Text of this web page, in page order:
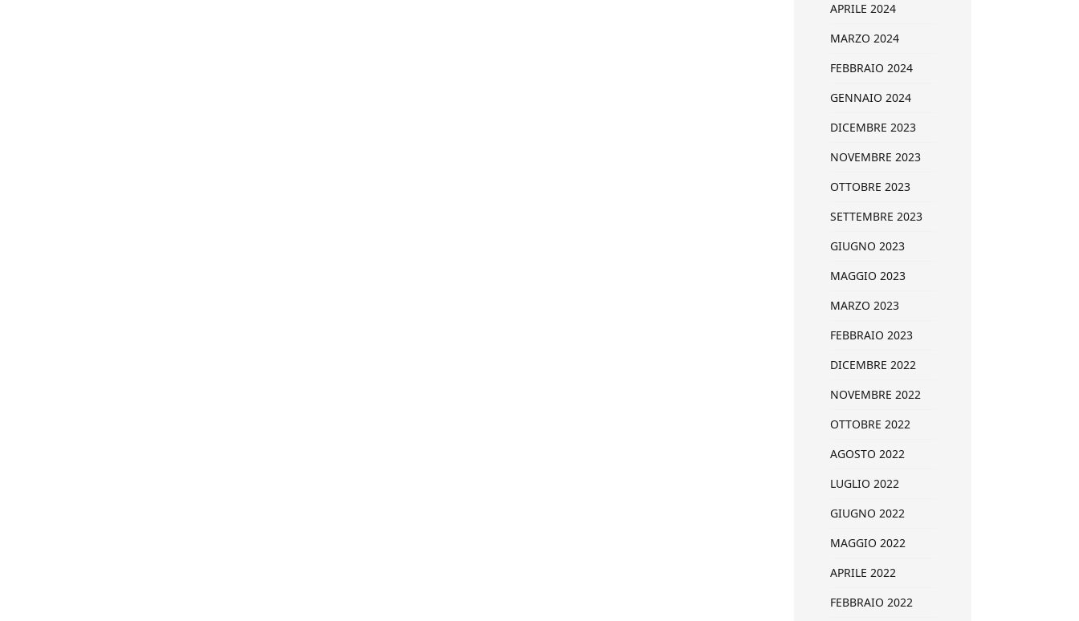
APRILE 2024
MARZO 2024
FEBBRAIO 2024
GENNAIO 2024
DICEMBRE 2023
NOVEMBRE 2023
OTTOBRE 2023
SETTEMBRE 2023
GIUGNO 2023
MAGGIO 2023
MARZO 2023
FEBBRAIO 2023
DICEMBRE 2022
NOVEMBRE 2022
OTTOBRE 2022
AGOSTO 2022
LUGLIO 2022
GIUGNO 2022
MAGGIO 2022
APRILE 2022
FEBBRAIO 2022